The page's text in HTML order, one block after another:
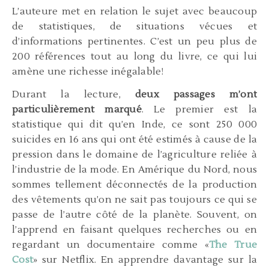
L’auteure met en relation le sujet avec beaucoup
de statistiques, de situations vécues et
d’informations pertinentes. C’est un peu plus de
200 références tout au long du livre, ce qui lui
amène une richesse inégalable!
Durant la lecture, deux passages m’ont
particulièrement marqué. Le premier est la
statistique qui dit qu’en Inde, ce sont 250 000
suicides en 16 ans qui ont été estimés à cause de la
pression dans le domaine de l’agriculture reliée à
l’industrie de la mode. En Amérique du Nord, nous
sommes tellement déconnectés de la production
des vêtements qu’on ne sait pas toujours ce qui se
passe de l’autre côté de la planète. Souvent, on
l’apprend en faisant quelques recherches ou en
regardant un documentaire comme «The True
Cost» sur Netflix. En apprendre davantage sur la